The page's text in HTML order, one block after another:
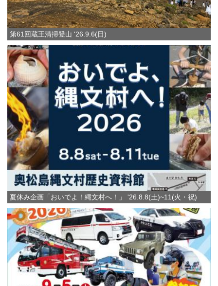
第61回蔵王清掃登山 '26.9.6(日)
夏休み企画「おいでよ！縄文村へ！」 '26.8.8(土)~11(火・祝)